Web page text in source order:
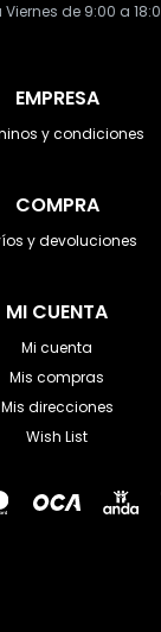
Viernes de 9:00 a
EMPRESA
y condiciones
COMPRA
y devoluciones
MI CUENTA
Mi cuenta
Mis compras
Mis direcciones
Wish List